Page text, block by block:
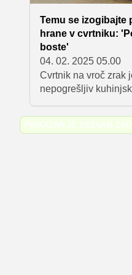
Temu se izogibajte
hrane v cvrtniku:
boste'
04. 02. 2025 05.00
Cvrtnik na vroč zrak
nepogrešljiv
z minimalno količino
tem posegajo po
PRIKAZAN JE SEZNAM